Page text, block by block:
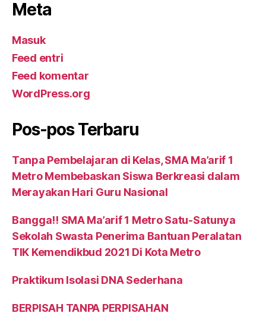
Meta
Masuk
Feed entri
Feed komentar
WordPress.org
Pos-pos Terbaru
Tanpa Pembelajaran di Kelas, SMA Ma’arif 1
Metro Membebaskan Siswa Berkreasi dalam
Merayakan Hari Guru Nasional
Bangga!! SMA Ma’arif 1 Metro Satu-Satunya
Sekolah Swasta Penerima Bantuan Peralatan
TIK Kemendikbud 2021 Di Kota Metro
Praktikum Isolasi DNA Sederhana
BERPISAH TANPA PERPISAHAN